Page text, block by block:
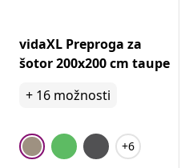
vidaXL Preproga za
šotor 200x200 cm taupe
+ 16 možnosti
+6